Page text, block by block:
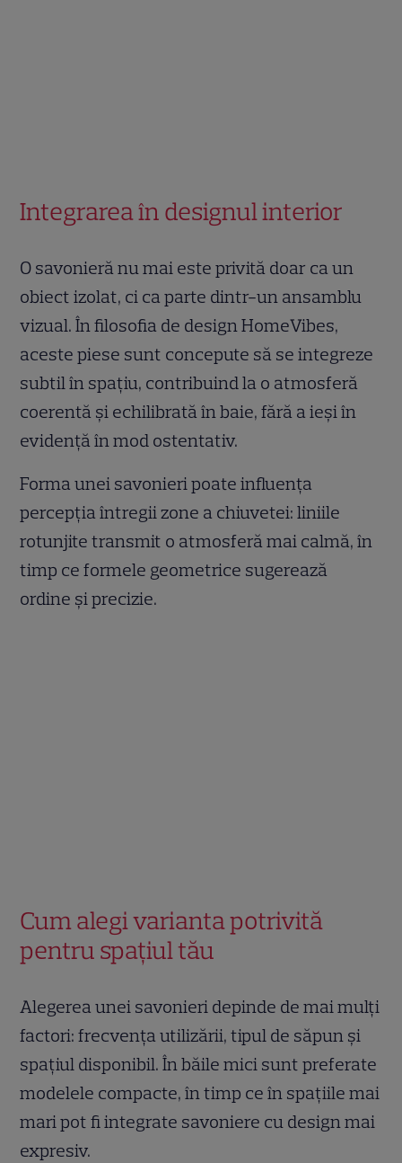
Integrarea în designul interior
O savonieră nu mai este privită doar ca un
obiect izolat, ci ca parte dintr-un ansamblu
vizual. În filosofia de design HomeVibes,
aceste piese sunt concepute să se integreze
subtil în spațiu, contribuind la o atmosferă
coerentă și echilibrată în baie, fără a ieși în
evidență în mod ostentativ.
Forma unei savonieri poate influența
percepția întregii zone a chiuvetei: liniile
rotunjite transmit o atmosferă mai calmă, în
timp ce formele geometrice sugerează
ordine și precizie.
Cum alegi varianta potrivită
pentru spațiul tău
Alegerea unei savonieri depinde de mai mulți
factori: frecvența utilizării, tipul de săpun și
spațiul disponibil. În băile mici sunt preferate
modelele compacte, în timp ce în spațiile mai
mari pot fi integrate savoniere cu design mai
expresiv.